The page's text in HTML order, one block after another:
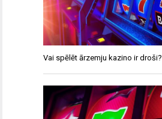
Vai spēlēt ārzemju kazino ir droši?